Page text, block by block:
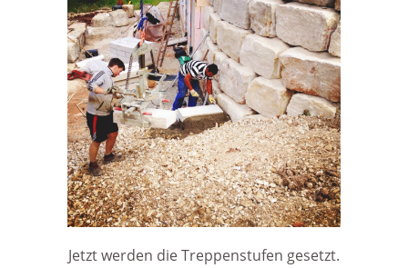
Jetzt werden die Treppenstufen gesetzt.